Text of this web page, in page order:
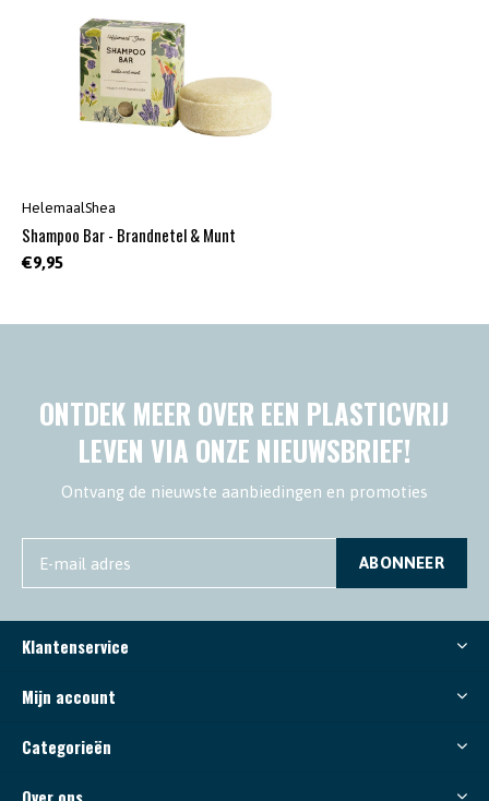
HelemaalShea
Shampoo Bar - Brandnetel & Munt
€9,95
ONTDEK MEER OVER EEN PLASTICVRIJ
LEVEN VIA ONZE NIEUWSBRIEF!
Ontvang de nieuwste aanbiedingen en promoties
ABONNEER
Klantenservice
Mijn account
Categorieën